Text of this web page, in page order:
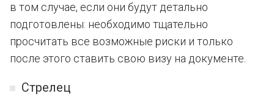
в том случае, если они будут детально
подготовлены: необходимо тщательно
просчитать все возможные риски и только
после этого ставить свою визу на документе.
Стрелец